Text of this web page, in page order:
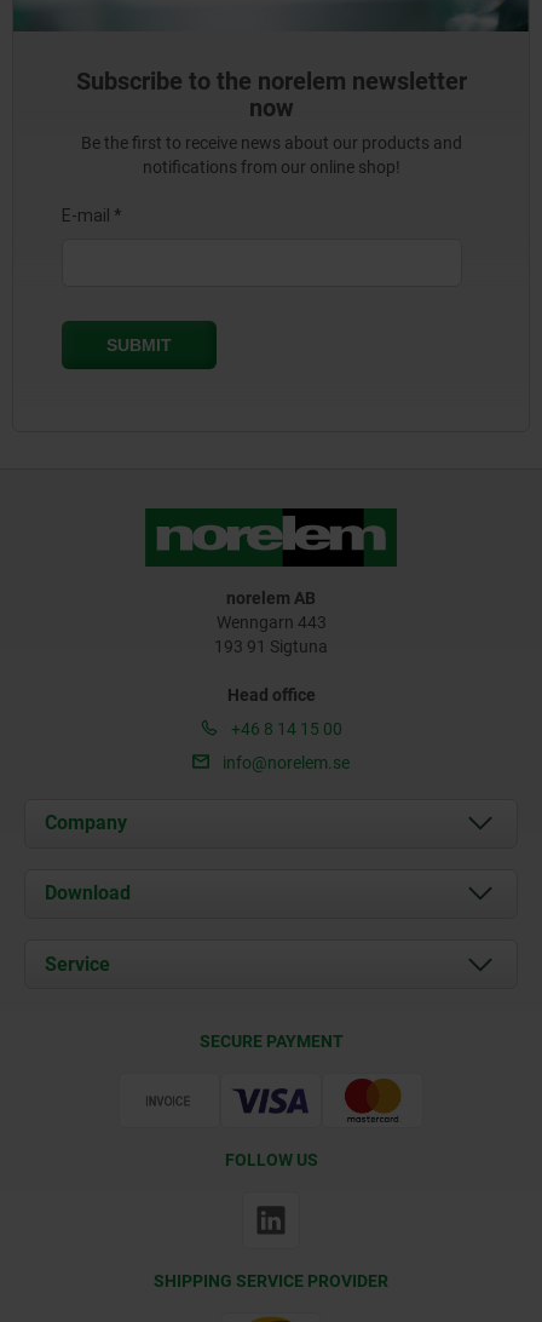
Subscribe to the norelem newsletter
now
Be the first to receive news about our products and
notifications from our online shop!
norelem AB
Wenngarn 443
193 91 Sigtuna
Head office
+46 8 14 15 00
info@norelem.se
Company
About us
Contact
Download
Service
SECURE PAYMENT
FOLLOW US
SHIPPING SERVICE PROVIDER